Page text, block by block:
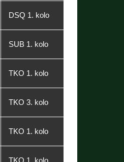
DSQ 1. kolo
SUB 1. kolo
TKO 1. kolo
TKO 3. kolo
TKO 1. kolo
TKO 1. kolo